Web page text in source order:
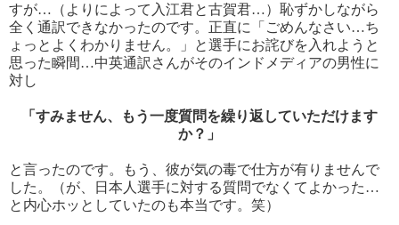
すが…（よりによって入江君と古賀君…）恥ずかしながら
全く通訳できなかったのです。正直に「ごめんなさい…ち
ょっとよくわかりません。」と選手にお詫びを入れようと
思った瞬間…中英通訳さんがそのインドメディアの男性に
対し
「すみません、もう一度質問を繰り返していただけます
か？」
と言ったのです。もう、彼が気の毒で仕方が有りませんで
した。（が、日本人選手に対する質問でなくてよかった…
と内心ホッとしていたのも本当です。笑）